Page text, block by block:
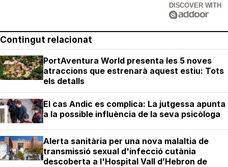
DISCOVER WITH
Contingut relacionat
PortAventura World presenta les 5 noves
atraccions que estrenarà aquest estiu: Tots
els detalls
El cas Andic es complica: La jutgessa apunta
a la possible influència de la seva psicòloga
Alerta sanitària per una nova malaltia de
transmissió sexual d'infecció cutània
descoberta a l'Hospital Vall d’Hebron de